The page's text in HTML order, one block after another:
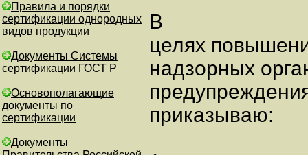
Правила и порядки
сертификации однородных
видов продукции
Документы Системы
сертификации ГОСТ Р
Основополагающие
документы по
сертификации
Документы
В
целях
надзорных
приказываю: